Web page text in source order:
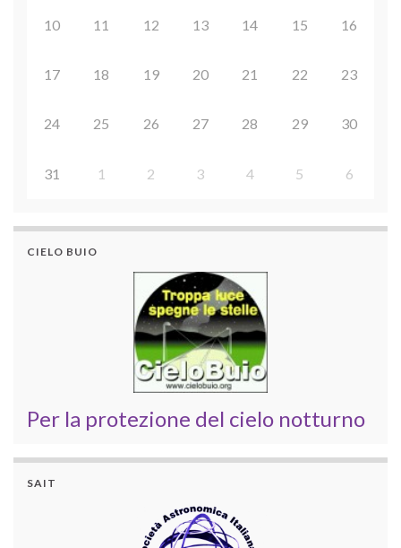
10 11 12 13 14 15 16
17 18 19 20 21 22 23
24 25 26 27 28 29 30
31 1 2 3 4 5 6
CIELO BUIO
Per la protezione del cielo notturno
SAIT